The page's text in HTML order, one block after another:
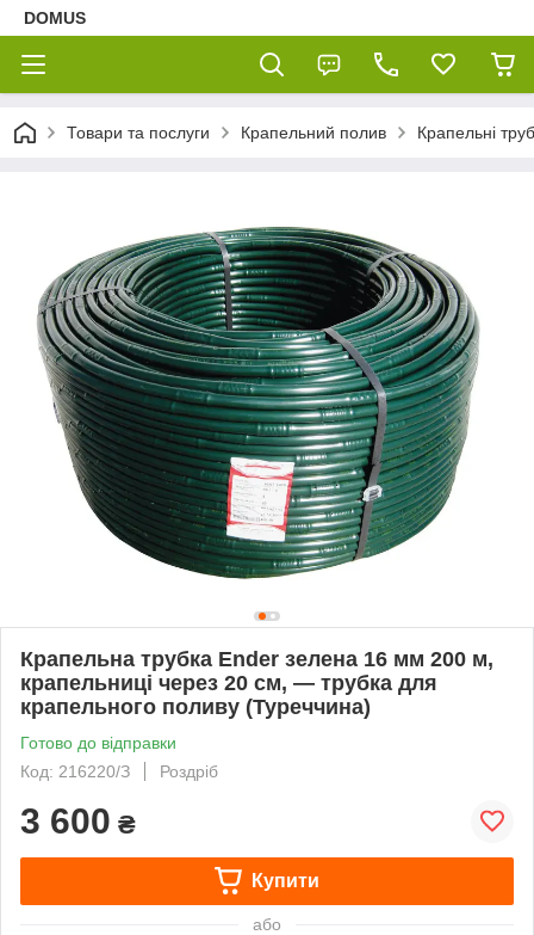
DOMUS
Товари та послуги Крапельний полив Крапельні
Крапельна трубка Ender зелена 16 мм 200 м,
крапельниці через 20 см, — трубка для
крапельного поливу (Туреччина)
Готово до відправки
Код: 216220/З
Роздріб
3 600 ₴
Купити
або